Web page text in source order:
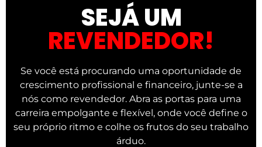
SEJÁ UM
REVENDEDOR!
Se você está procurando uma oportunidade de
crescimento profissional e financeiro, junte-se a
nós como revendedor. Abra as portas para uma
carreira empolgante e flexível, onde você define o
seu próprio ritmo e colhe os frutos do seu trabalho
árduo.